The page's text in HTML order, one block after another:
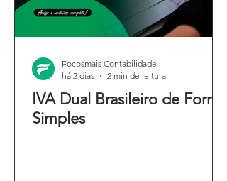
IVA Dual Brasileiro de Forma
Simples
Focosmais Contabilidade
há 2 dias
2 min de leitura